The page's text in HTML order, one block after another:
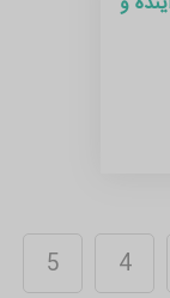
4
5